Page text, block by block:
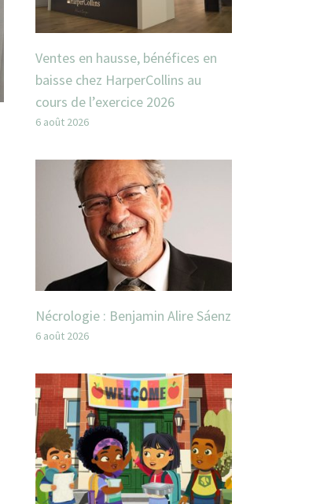
Ventes en hausse, bénéfices en
baisse chez HarperCollins au
cours de l’exercice 2026
6 août 2026
Nécrologie : Benjamin Alire Sáenz
6 août 2026